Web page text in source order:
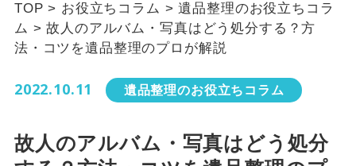
TOP > お役立ちコラム >遺品整理のお役立ちコラ
ム >故人のアルバム・写真はどう処分する？方
法・コツを遺品整理のプロが解説
2022.10.11 遺品整理のお役立ちコラム
故人のアルバム・写真はどう処分